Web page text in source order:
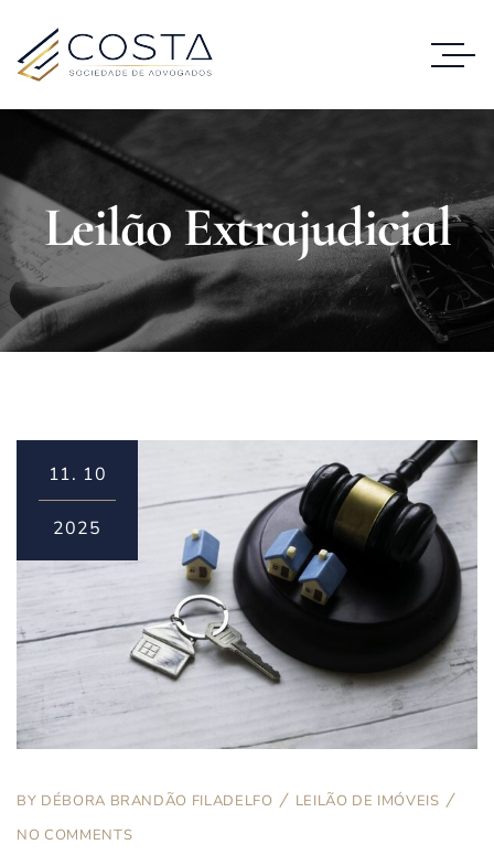
Leilão Extrajudicial
11. 10
2025
BY DÉBORA BRANDÃO FILADELFO
LEILÃO DE IMÓVEIS
NO COMMENTS